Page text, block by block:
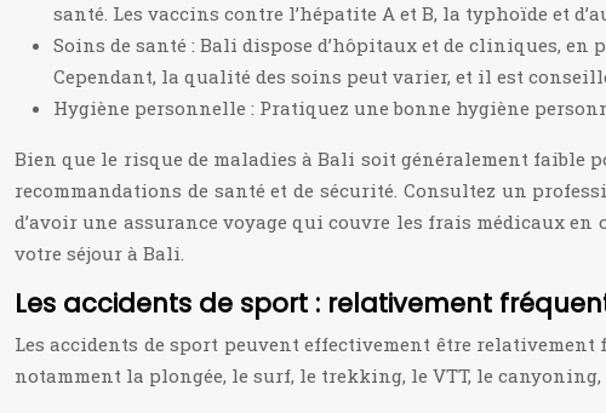
santé. Les vaccins contre l’hépatite A et B, la typhoïde et
Soins de santé : Bali dispose d’hôpitaux et de cliniques,
Cependant, la qualité des soins peut varier, et il est
Hygiène personnelle : Pratiquez une bonne hygiène
Bien que le risque de maladies à Bali soit généralement faible
recommandations de santé et de sécurité. Consultez un
d’avoir une assurance voyage qui couvre les frais médicaux
votre séjour à Bali.
Les accidents de sport : relativement
Les accidents de sport peuvent effectivement être
notamment la plongée, le surf, le trekking, le VTT, le